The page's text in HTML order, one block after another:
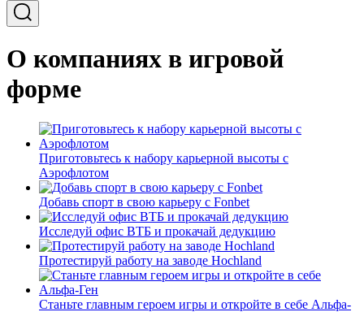
О компаниях в игровой
форме
Приготовьтесь к набору карьерной высоты с
Аэрофлотом
Добавь спорт в свою карьеру с Fonbet
Исследуй офис ВТБ и прокачай дедукцию
Протестируй работу на заводе Hochland
Станьте главным героем игры и откройте в себе Альфа-